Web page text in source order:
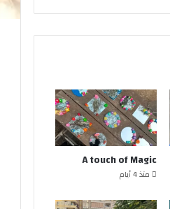
A touch of Magic
منذ 4 أيام